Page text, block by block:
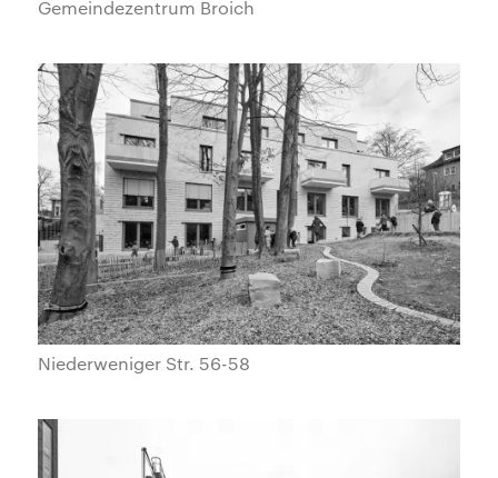
Gemeindezentrum Broich
Niederweniger Str. 56-58